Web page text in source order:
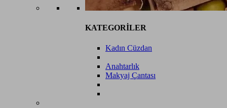
KATEGORİLER
Kadın Cüzdan
Anahtarlık
Makyaj Çantası